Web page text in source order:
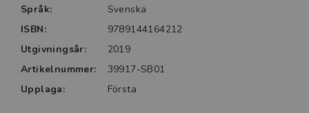
Språk:
Svenska
ISBN:
9789144164212
Utgivningsår:
2019
Artikelnummer:
39917-SB01
Upplaga:
Första